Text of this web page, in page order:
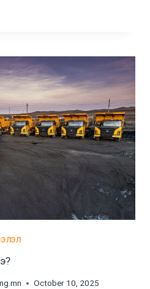
October 10, 2025